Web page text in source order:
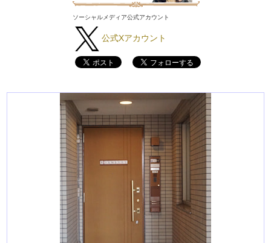
ソーシャルメディア公式アカウント
公式Xアカウント